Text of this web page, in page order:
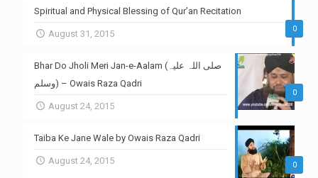
0
Spiritual and Physical Blessing of Qur’an Recitation
August 31, 2015
0
Bhar Do Jholi Meri Jan-e-Aalam (صلی اللہ علیہ
وسلم) – Owais Raza Qadri
August 24, 2015
0
Taiba Ke Jane Wale by Owais Raza Qadri
August 24, 2015